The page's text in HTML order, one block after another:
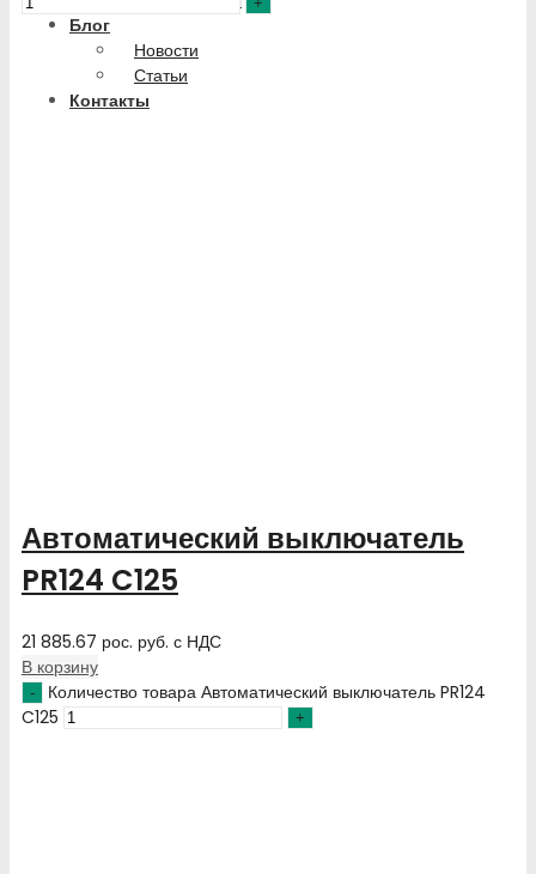
Блог
Новости
Статьи
Контакты
Автоматический выключатель
PR124 C125
21 885.67 рос. руб. с НДС
В корзину
Количество товара Автоматический выключатель PR124
C125